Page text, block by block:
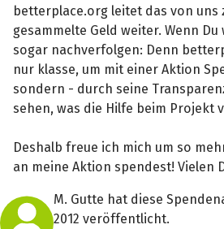
betterplace.org leitet das von uns
gesammelte Geld weiter. Wenn
sogar nachverfolgen: Denn
nur klasse, um mit einer Aktion
sondern - durch seine
sehen, was die Hilfe beim Projekt
Deshalb freue ich mich um so
an meine Aktion spendest! Vielen
M. Gutte hat diese
2012 veröffentlicht.